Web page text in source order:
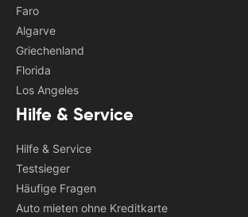
Faro
Algarve
Griechenland
Florida
Los Angeles
Hilfe & Service
Hilfe & Service
Testsieger
Häufige Fragen
Auto mieten ohne Kreditkarte